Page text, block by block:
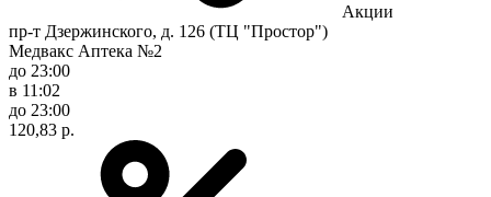
Акции
пр-т Дзержинского, д. 126 (ТЦ "Простор")
Медвакс Аптека №2
до 23:00
в 11:02
до 23:00
120,83 р.